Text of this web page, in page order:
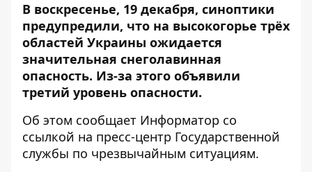
В воскресенье, 19 декабря, синоптики
предупредили, что на высокогорье трёх
областей Украины ожидается
значительная снеголавинная
опасность. Из-за этого объявили
третий уровень опасности.
Об этом сообщает Информатор со
ссылкой на пресс-центр Государственной
службы по чрезвычайным ситуациям.